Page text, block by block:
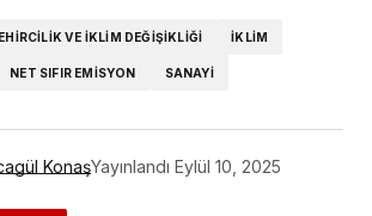
VE İKLİM DEĞİŞİKLİĞİ İKLİM
NET SIFIR EMİSYON SANAYİ
KonaşYayınlandı Eylül 10, 2025